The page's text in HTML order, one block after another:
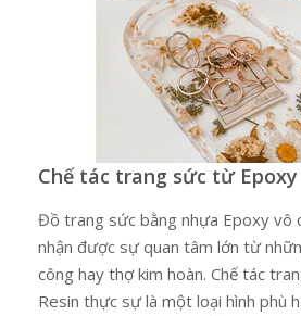
Chế tác trang sức từ Epoxy
Đồ trang sức bằng nhựa Epoxy vô
nhận được sự quan tâm lớn từ
công hay thợ kim hoàn. Chế tác
Resin thực sự là một loại hình phù